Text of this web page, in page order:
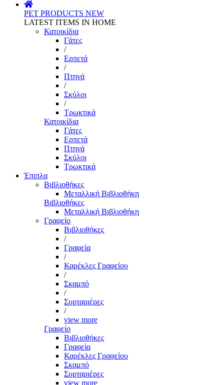
PET PRODUCTS NEW
LATEST ITEMS IN HOME
Κατοικίδια
Γάτες
/
Ερπετά
/
Πτηνά
/
Σκύλοι
/
Τρωκτικά
Κατοικίδια
Γάτες
Ερπετά
Πτηνά
Σκύλοι
Τρωκτικά
Έπιπλα
Βιβλιοθήκες
Μεταλλική Βιβλιοθήκη
Βιβλιοθήκες
Μεταλλική Βιβλιοθήκη
Γραφείο
Βιβλιοθήκες
/
Γραφεία
/
Καρέκλες Γραφείου
/
Σκαμπό
/
Συρταριέρες
/
view more
Γραφείο
Βιβλιοθήκες
Γραφεία
Καρέκλες Γραφείου
Σκαμπό
Συρταριέρες
view more